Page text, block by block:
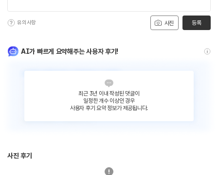
사진
유의사항 등록
AI가 빠르게 요약해주는 사용자 후기!
최근 3년 이내 작성된 댓글이
일정한 개수 이상인 경우
사용자 후기 요약 정보가 제공됩니다.
사진 후기